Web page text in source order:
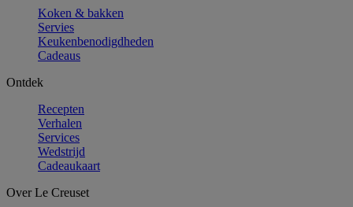
Koken & bakken
Servies
Keukenbenodigdheden
Cadeaus
Ontdek
Recepten
Verhalen
Services
Wedstrijd
Cadeaukaart
Over Le Creuset